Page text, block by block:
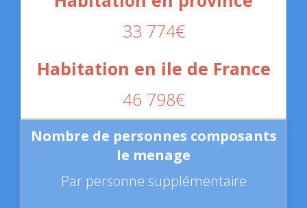
33 774€
46 798€
Par personne supplémentaire